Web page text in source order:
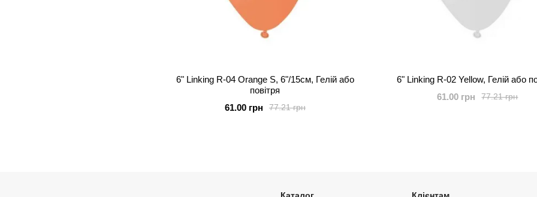
6" Linking R-04 Orange S, 6"/15см, Гелій або
повітря
77.21 грн
61.00 грн
6" Linking R-02 Yellow, Гелій або
77.21 грн
61.00 грн